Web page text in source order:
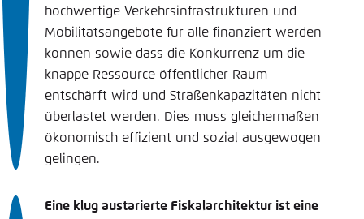
hochwertige Verkehrsinfrastrukturen und
Mobilitätsangebote für alle finanziert werden
können sowie dass die Konkurrenz um die
knappe Ressource öffentlicher Raum
entschärft wird und Straßenkapazitäten nicht
überlastet werden. Dies muss gleichermaßen
ökonomisch effizient und sozial ausgewogen
gelingen.
Eine klug austarierte Fiskalarchitektur ist eine